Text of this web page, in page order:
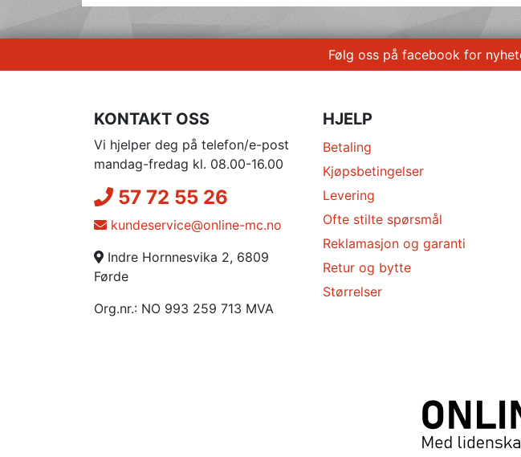
Følg oss på facebook for
KONTAKT OSS
Vi hjelper deg på telefon/e-post
mandag-fredag kl. 08.00-16.00
57 72 55 26
kundeservice@online-mc.no
Indre Hornnesvika 2, 6809
Førde
Org.nr.: NO 993 259 713 MVA
HJELP
Betaling
Kjøpsbetingelser
Levering
Ofte stilte spørsmål
Reklamasjon og garanti
Retur og bytte
Størrelser